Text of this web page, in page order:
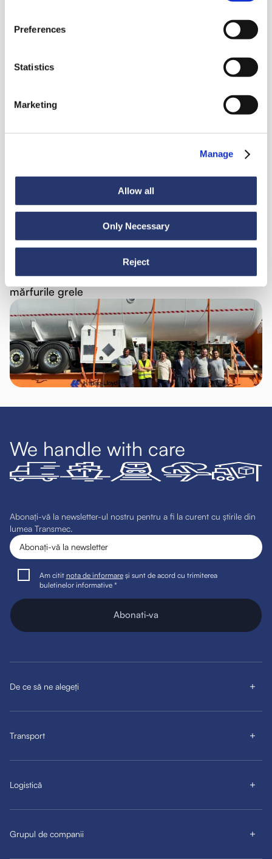
Preferences
Statistics
Marketing
Manage
Allow all
Only Necessary
Reject
Vezi toate știrile
Din Turcia în Ecuador: navigare lină pentru
mărfurile grele
We handle with care
Abonați-vă la newsletter-ul nostru pentru a fi la curent cu știrile din
lumea Transmec.
Am citit nota de informareși sunt de acord cu trimiterea
buletinelor informative *
Abonati-va
De ce să ne alegeți
Transport
Logistică
Grupul de companii